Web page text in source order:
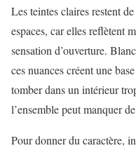
Les teintes claires restent
espaces, car elles reflètent
sensation d’ouverture.
ces nuances créent une
tomber dans un intérieur
l’ensemble peut manquer
Pour donner du caractère,